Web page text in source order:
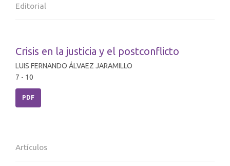
Editorial
Crisis en la justicia y el postconflicto
LUIS FERNANDO ÁLVAEZ JARAMILLO
7 - 10
PDF
Artículos